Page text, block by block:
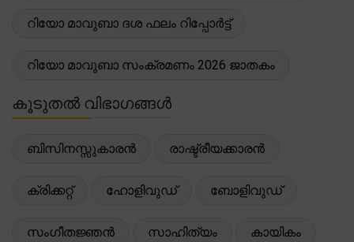
റിയോ മാവുബാ ദശ ഫലം റിപ്പോർട്ട്
റിയോ മാവുബാ സംക്രമണം 2026 ജാതകം
കൂടുതൽ വിഭാഗങ്ങൾ
ബിസിനസ്സുകാരൻ രാഷ്ട്രീയക്കാരൻ
ക്രിക്കറ്റ് ഹോളിവുഡ് ബോളിവുഡ്
സംഗീതജ്ഞൻ സാഹിത്യം കായികം